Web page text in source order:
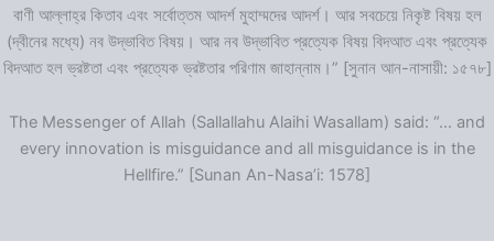
বাণী আল্লাহ্‌র কিতাব এবং সর্বোত্তম আদর্শ মুহাম্মদের আদর্শ। আর সবচেয়ে নিকৃষ্ট বিষয় হল
(দ্বীনের মধ্যে) নব উদ্ভাবিত বিষয়। আর নব উদ্ভাবিত প্রত্যেক বিষয় বিদআত এবং প্রত্যেক
বিদআত হল ভ্রষ্টতা এবং প্রত্যেক ভ্রষ্টতার পরিণাম জাহান্নাম।” [সুনান আন-নাসায়ী: ১৫৭৮]
The Messenger of Allah (Sallallahu Alaihi Wasallam) said: “… and
every innovation is misguidance and all misguidance is in the
Hellfire.” [Sunan An-Nasa’i: 1578]